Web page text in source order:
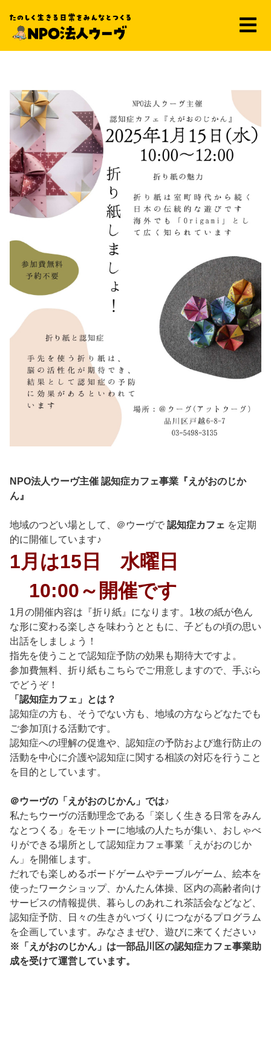
えがおのじかん ～1月～
NPO法人ウーヴ主催 認知症カフェ事業『えがおのじか
ん』
地域のつどい場として、＠ウーヴで 認知症カフェ を定期
的に開催しています♪
1月は15日 水曜日
10:00～開催です
1月の開催内容は『折り紙』になります。1枚の紙が色ん
な形に変わる楽しさを味わうとともに、子どもの頃の思い
出話をしましょう！
指先を使うことで認知症予防の効果も期待大ですよ。
参加費無料、折り紙もこちらでご用意しますので、手ぶら
でどうぞ！
「認知症カフェ」とは？
認知症の方も、そうでない方も、地域の方ならどなたでも
ご参加頂ける活動です。
認知症への理解の促進や、認知症の予防および進行防止の
活動を中心に介護や認知症に関する相談の対応を行うこと
を目的としています。
＠ウーヴの「えがおのじかん」では♪
私たちウーヴの活動理念である「楽しく生きる日常をみん
なとつくる」をモットーに地域の人たちが集い、おしゃべ
りができる場所として認知症カフェ事業「えがおのじか
ん」を開催します。
だれでも楽しめるボードゲームやテーブルゲーム、絵本を
使ったワークショップ、かんたん体操、区内の高齢者向け
サービスの情報提供、暮らしのあれこれ茶話会などなど、
認知症予防、日々の生きがいづくりにつながるプログラム
を企画しています。みなさまぜひ、遊びに来てください♪
※「えがおのじかん」は一部品川区の認知症カフェ事業助
成を受けて運営しています。